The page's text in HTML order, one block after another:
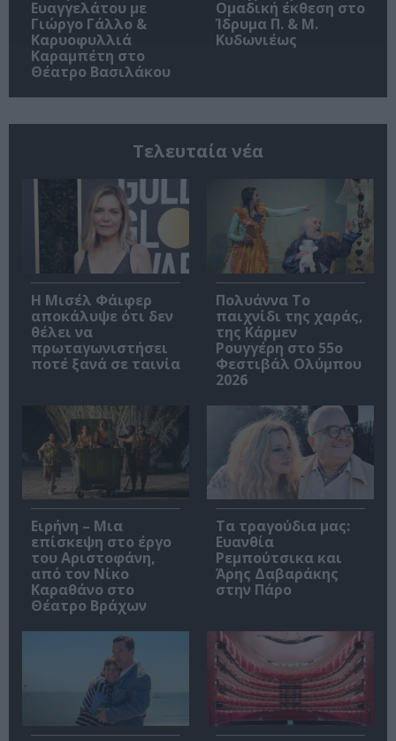
Ευαγγελάτου με
Γιώργο Γάλλο &
Καρυοφυλλιά
Καραμπέτη στο
Θέατρο Βασιλάκου
Ομαδική έκθεση στο
Ίδρυμα Π. & Μ.
Κυδωνιέως
Τελευταία νέα
Η Μισέλ Φάιφερ
αποκάλυψε ότι δεν
θέλει να
πρωταγωνιστήσει
ποτέ ξανά σε ταινία
Πολυάννα Το
παιχνίδι της χαράς,
της Κάρμεν
Ρουγγέρη στο 55ο
Φεστιβάλ Ολύμπου
2026
Ειρήνη – Μια
επίσκεψη στο έργο
του Αριστοφάνη,
από τον Νίκο
Καραθάνο στο
Θέατρο Βράχων
Τα τραγούδια μας:
Ευανθία
Ρεμπούτσικα και
Άρης Δαβαράκης
στην Πάρο